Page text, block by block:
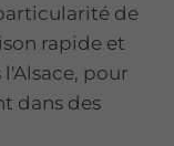
de
rapide et
pour
dans des